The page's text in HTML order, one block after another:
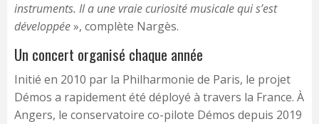
instruments. Il a une vraie curiosité musicale qui s’est
développée», complète Nargès.
Un concert organisé chaque année
Initié en 2010 par la Philharmonie de Paris, le projet
Démos a rapidement été déployé à travers la France. À
Angers, le conservatoire co-pilote Démos depuis 2019